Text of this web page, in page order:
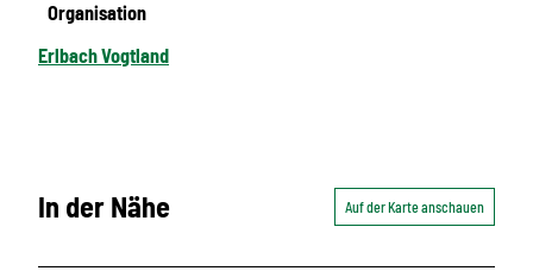
Organisation
Erlbach Vogtland
In der Nähe Auf der Karte anschauen